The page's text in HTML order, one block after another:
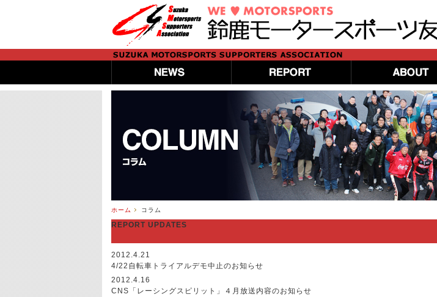
ホーム コラム
REPORT UPDATES
2012.4.21
4/22自転車トライアルデモ中止のお知らせ
2012.4.16
CNS「レーシングスピリット」４月放送内容のお知らせ